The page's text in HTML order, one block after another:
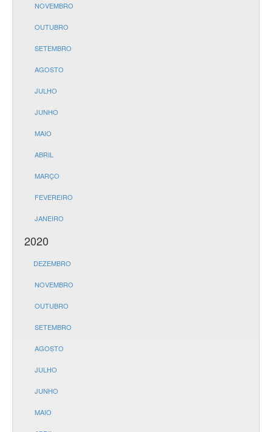
NOVEMBRO
OUTUBRO
SETEMBRO
AGOSTO
JULHO
JUNHO
MAIO
ABRIL
MARÇO
FEVEREIRO
JANEIRO
2020
DEZEMBRO
NOVEMBRO
OUTUBRO
SETEMBRO
AGOSTO
JULHO
JUNHO
MAIO